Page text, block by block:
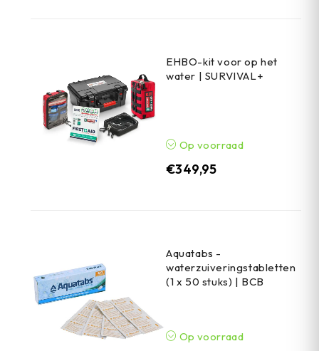
EHBO-kit voor op het
water | SURVIVAL+
Op voorraad
€349,95
Aquatabs -
waterzuiveringstabletten
(1 x 50 stuks) | BCB
Op voorraad